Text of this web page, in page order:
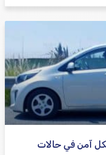
آمن في حالات